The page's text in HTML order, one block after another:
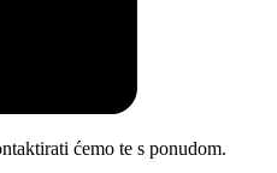
ćemo te s ponudom.